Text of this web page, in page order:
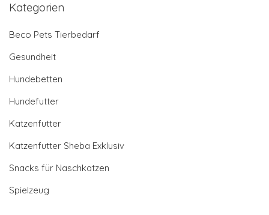
Kategorien
Beco Pets Tierbedarf
Gesundheit
Hundebetten
Hundefutter
Katzenfutter
Katzenfutter Sheba Exklusiv
Snacks für Naschkatzen
Spielzeug